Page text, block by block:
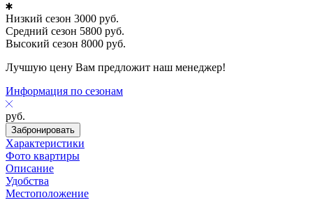
Низкий сезон 3000 руб.
Средний сезон 5800 руб.
Высокий сезон 8000 руб.
Лучшую цену Вам предложит наш менеджер!
Информация по сезонам
руб.
Забронировать
Характеристики
Фото квартиры
Описание
Удобства
Местоположение